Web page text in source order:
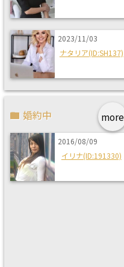
2023/11/03
ナタリア(ID:SH137)
more
婚約中
2016/08/09
イリナ(ID:191330)